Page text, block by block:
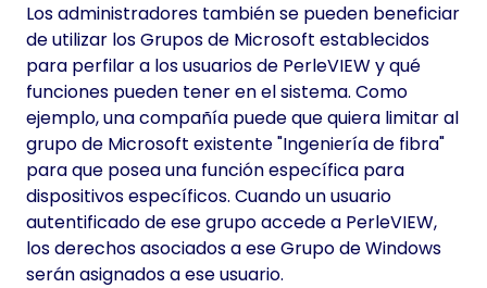
Los administradores también se pueden beneficiar
de utilizar los Grupos de Microsoft establecidos
para perfilar a los usuarios de PerleVIEW y qué
funciones pueden tener en el sistema. Como
ejemplo, una compañía puede que quiera limitar al
grupo de Microsoft existente "Ingeniería de fibra"
para que posea una función específica para
dispositivos específicos. Cuando un usuario
autentificado de ese grupo accede a PerleVIEW,
los derechos asociados a ese Grupo de Windows
serán asignados a ese usuario.